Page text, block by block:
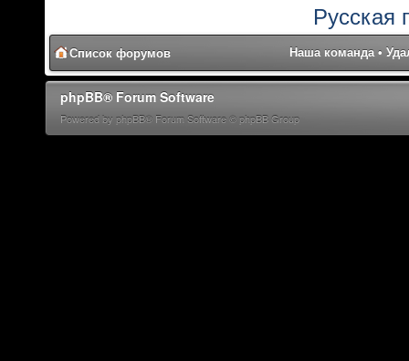
Русская
Список форумов Наша команда•
phpBB® Forum Software
Powered by phpBB® Forum Software © phpBB Group